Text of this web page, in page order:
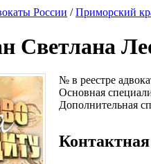
России /Приморский
Светлана
№ в реестре
Основная
Дополнительная